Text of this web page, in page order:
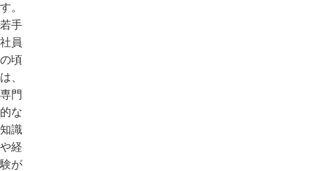
す。
若手
社員
の頃
は、
専門
的な
知識
や経
験が